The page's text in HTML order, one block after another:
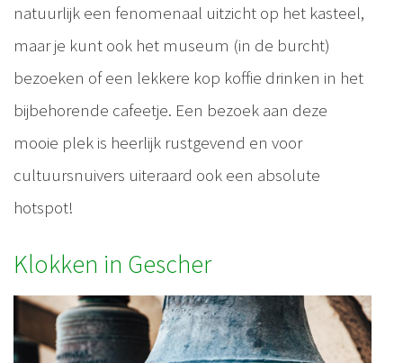
natuurlijk een fenomenaal uitzicht op het kasteel,
maar je kunt ook het museum (in de burcht)
bezoeken of een lekkere kop koffie drinken in het
bijbehorende cafeetje. Een bezoek aan deze
mooie plek is heerlijk rustgevend en voor
cultuursnuivers uiteraard ook een absolute
hotspot!
Klokken in Gescher